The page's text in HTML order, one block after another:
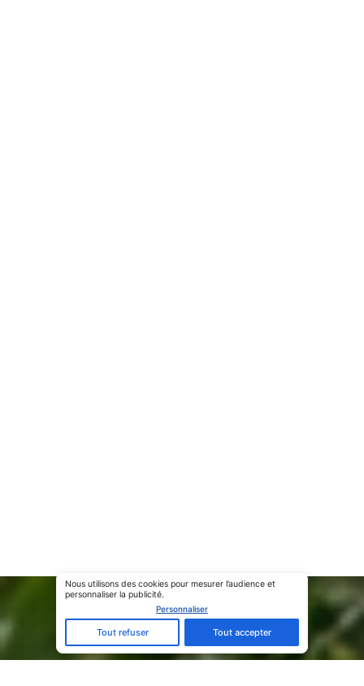
Personnaliser
Tout refuser Tout accepter